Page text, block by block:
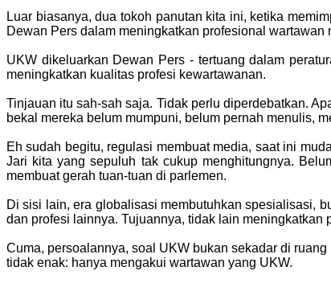
Luar biasanya, dua tokoh panutan kita ini, ketika
Dewan Pers dalam meningkatkan profesional wartawan
UKW dikeluarkan Dewan Pers - tertuang dalam
meningkatkan kualitas profesi kewartawanan.
Tinjauan itu sah-sah saja. Tidak perlu diperdebatkan.
bekal mereka belum mumpuni, belum pernah menulis,
Eh sudah begitu, regulasi membuat media, saat ini
Jari kita yang sepuluh tak cukup menghitungnya.
membuat gerah tuan-tuan di parlemen.
Di sisi lain, era globalisasi membutuhkan spesialisasi,
dan profesi lainnya. Tujuannya, tidak lain
Cuma, persoalannya, soal UKW bukan sekadar di
tidak enak: hanya mengakui wartawan yang UKW.